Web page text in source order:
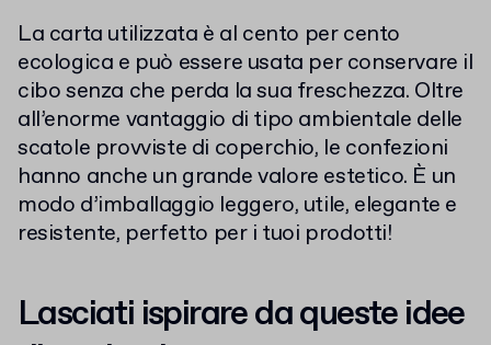
La carta utilizzata è al cento per cento
ecologica e può essere usata per conservare il
cibo senza che perda la sua freschezza. Oltre
all’enorme vantaggio di tipo ambientale delle
scatole provviste di coperchio, le confezioni
hanno anche un grande valore estetico. È un
modo d’imballaggio leggero, utile, elegante e
resistente, perfetto per i tuoi prodotti!
Lasciati ispirare da queste idee